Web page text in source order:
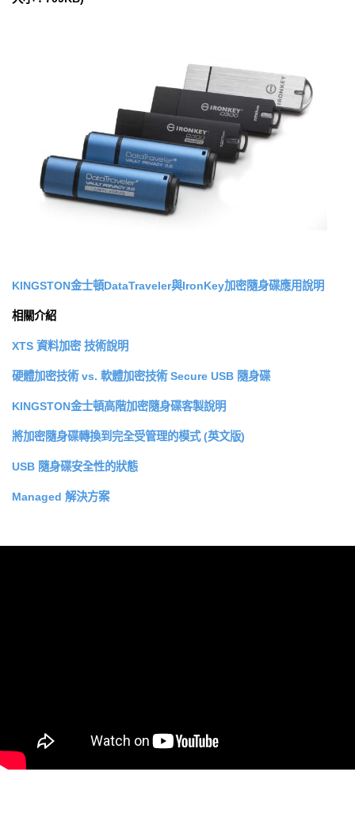
KINGSTON金士頓DataTraveler與IronKey加密隨身碟應用說明
相關介紹
XTS 資料加密 技術說明
硬體加密技術 vs. 軟體加密技術 Secure USB 隨身碟
KINGSTON金士頓高階加密隨身碟客製說明
將加密隨身碟轉換到完全受管理的模式 (英文版)
USB 隨身碟安全性的狀態
Managed 解決方案